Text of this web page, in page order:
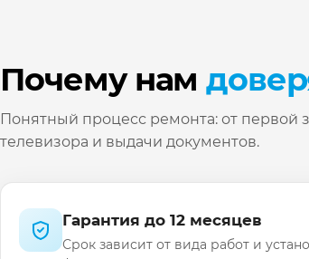
Почему нам
Понятный процесс ремонта: от первой
телевизора и выдачи документов.
Гарантия до 12 месяцев
Срок зависит от вида работ и